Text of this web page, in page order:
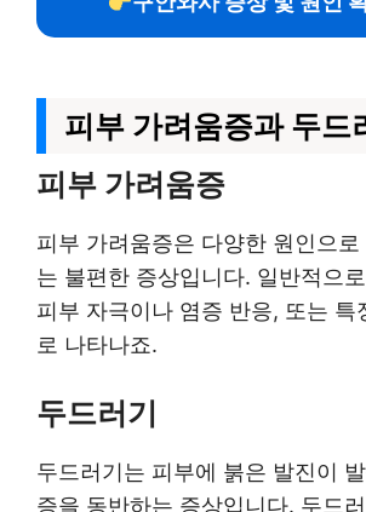
피부 가려움증과 두드
피부 가려움증
피부 가려움증은 다양한 원인으로
는 불편한 증상입니다. 일반적으
피부 자극이나 염증 반응, 또는 특
로 나타나죠.
두드러기
두드러기는 피부에 붉은 발진이
증을 동반하는 증상입니다. 두드